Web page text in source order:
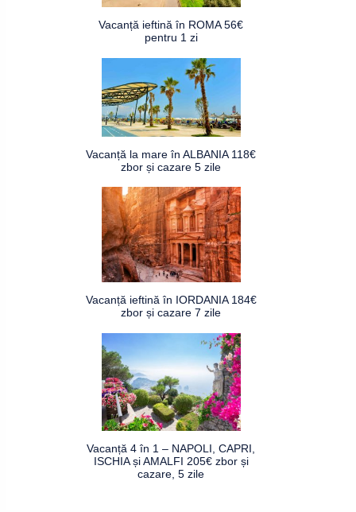
Vacanță ieftină în ROMA 56€
pentru 1 zi
Vacanță la mare în ALBANIA 118€
zbor și cazare 5 zile
Vacanță ieftină în IORDANIA 184€
zbor și cazare 7 zile
Vacanță 4 în 1 – NAPOLI, CAPRI,
ISCHIA și AMALFI 205€ zbor și
cazare, 5 zile